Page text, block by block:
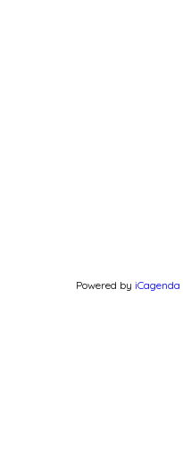
Powered by iCagenda